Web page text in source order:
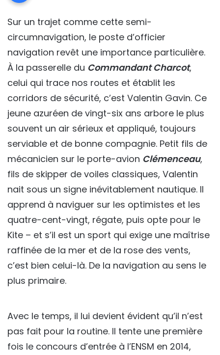
Sur un trajet comme cette semi-
circumnavigation, le poste d’officier
navigation revêt une importance particulière.
À la passerelle du Commandant Charcot,
celui qui trace nos routes et établit les
corridors de sécurité, c’est Valentin Gavin. Ce
jeune azuréen de vingt-six ans arbore le plus
souvent un air sérieux et appliqué, toujours
serviable et de bonne compagnie. Petit fils de
mécanicien sur le porte-avion Clémenceau,
fils de skipper de voiles classiques, Valentin
nait sous un signe inévitablement nautique. Il
apprend à naviguer sur les optimistes et les
quatre-cent-vingt, régate, puis opte pour le
Kite – et s’il est un sport qui exige une maîtrise
raffinée de la mer et de la rose des vents,
c’est bien celui-là. De la navigation au sens le
plus primaire.
Avec le temps, il lui devient évident qu’il n’est
pas fait pour la routine. Il tente une première
fois le concours d’entrée à l’ENSM en 2014,